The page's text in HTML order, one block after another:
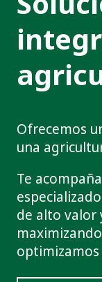
Ofrecemos
una
Te
de alto valor
optimizamos